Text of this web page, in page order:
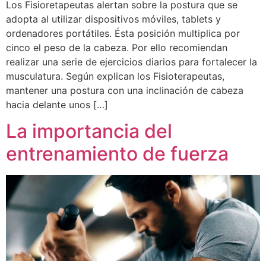
Los Fisioretapeutas alertan sobre la postura que se
adopta al utilizar dispositivos móviles, tablets y
ordenadores portátiles. Ésta posición multiplica por
cinco el peso de la cabeza. Por ello recomiendan
realizar una serie de ejercicios diarios para fortalecer la
musculatura. Según explican los Fisioterapeutas,
mantener una postura con una inclinación de cabeza
hacia delante unos […]
La importancia del
entrenamiento de fuerza